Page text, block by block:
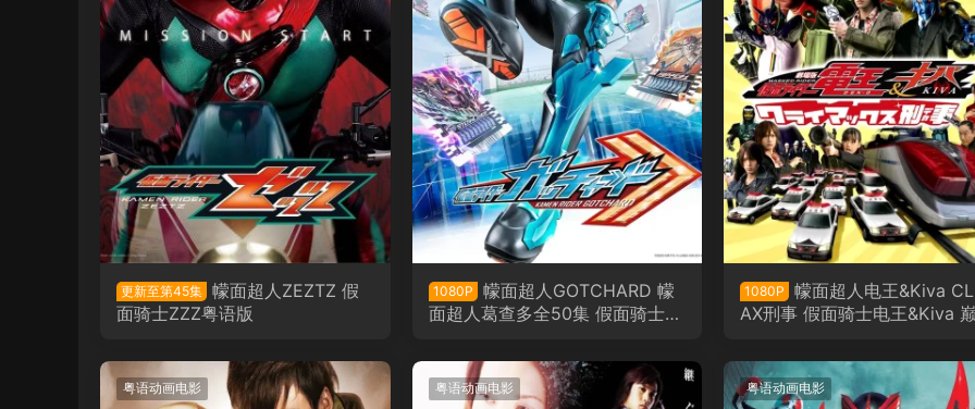
更新至第45集 幪面超人ZEZTZ 假
面骑士ZZZ粤语版
1080P
幪面超人GOTCHARD 幪
面超人葛查多全50集 假面骑士歌
1080P
幪面超人电王&Kiva
AX刑事 假面骑士电王&Kiva
粤语动画电影 粤语动画电影 粤语动画电影